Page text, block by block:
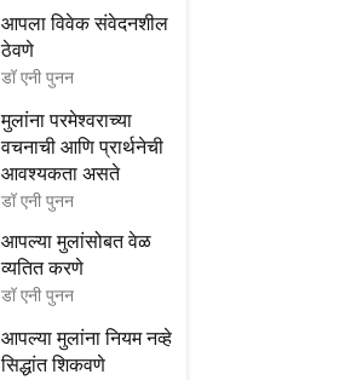
आपला विवेक संवेदनशील
ठेवणे
डॉ एनी पुनन
मुलांना परमेश्वराच्या
वचनाची आणि प्रार्थनेची
आवश्यकता असते
डॉ एनी पुनन
आपल्या मुलांसोबत वेळ
व्यतित करणे
डॉ एनी पुनन
आपल्या मुलांना नियम नव्हे
सिद्धांत शिकवणे